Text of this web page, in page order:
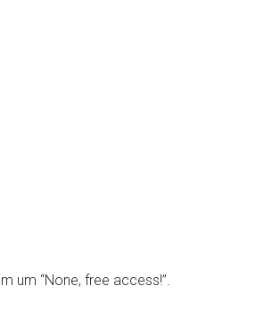
um “None, free access!”.